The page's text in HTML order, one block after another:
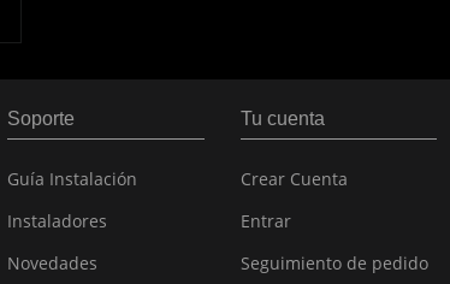
Soporte
Guía Instalación
Instaladores
Novedades
Tu cuenta
Crear Cuenta
Entrar
Seguimiento de pedido